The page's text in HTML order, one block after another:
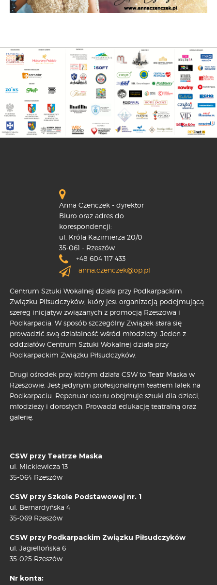
Anna Czenczek - dyrektor
Biuro oraz adres do
korespondencji:
ul. Króla Kazimierza 20/0
35-061 - Rzeszów
+48 604 117 433
anna.czenczek@op.pl
Centrum Sztuki Wokalnej działa przy Podkarpackim
Związku Piłsudczyków, który jest organizacją podejmującą
szereg inicjatyw związanych z promocją Rzeszowa i
Podkarpacia. W sposób szczególny Związek stara się
prowadzić swą działalność wśród młodzieży. Jeden z
oddziałów Centrum Sztuki Wokalnej działa przy
Podkarpackim Związku Piłsudczyków.
Drugi ośrodek przy którym działa CSW to Teatr Maska w
Rzeszowie. Jest jedynym profesjonalnym teatrem lalek na
Podkarpaciu. Repertuar teatru obejmuje sztuki dla dzieci,
młodzieży i dorosłych. Prowadzi edukację teatralną oraz
galerię.
CSW przy Teatrze Maska
ul. Mickiewicza 13
35-064 Rzeszów
CSW przy Szkole Podstawowej nr. 1
ul. Bernardyńska 4
35-069 Rzeszów
CSW przy Podkarpackim Związku Piłsudczyków
ul. Jagiellońska 6
35-025 Rzeszów
Nr konta: